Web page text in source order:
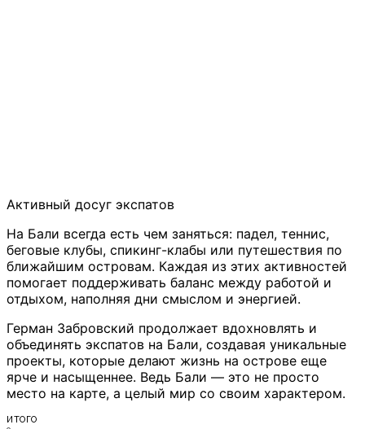
Активный досуг экспатов
На Бали всегда есть чем заняться: падел, теннис,
беговые клубы, спикинг-клабы или путешествия по
ближайшим островам. Каждая из этих активностей
помогает поддерживать баланс между работой и
отдыхом, наполняя дни смыслом и энергией.
Герман Забровский продолжает вдохновлять и
объединять экспатов на Бали, создавая уникальные
проекты, которые делают жизнь на острове еще
ярче и насыщеннее. Ведь Бали — это не просто
место на карте, а целый мир со своим характером.
ИТОГО